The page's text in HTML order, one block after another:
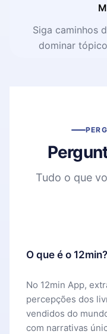
Siga caminhos
dominar
Tudo o que
O que é o 12min?
No 12min App,
percepções dos
vendidos do
com narrativas